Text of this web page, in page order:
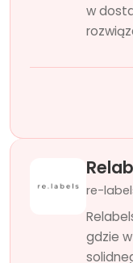
w
re-
gdzie